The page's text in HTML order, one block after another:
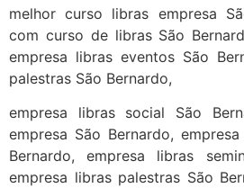
melhor curso libras empresa
com curso de libras São
empresa libras eventos São
palestras São Bernardo,
empresa libras social São
empresa São Bernardo,
Bernardo, empresa libras
empresa libras palestras São